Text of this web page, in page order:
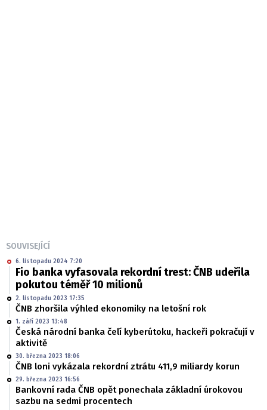
SOUVISEJÍCÍ
6. listopadu 2024 7:20
Fio banka vyfasovala rekordní trest: ČNB udeřila
pokutou téměř 10 milionů
2. listopadu 2023 17:35
ČNB zhoršila výhled ekonomiky na letošní rok
1. září 2023 13:48
Česká národní banka čelí kyberútoku, hackeři pokračují v
aktivitě
30. března 2023 18:06
ČNB loni vykázala rekordní ztrátu 411,9 miliardy korun
29. března 2023 16:56
Bankovní rada ČNB opět ponechala základní úrokovou
sazbu na sedmi procentech